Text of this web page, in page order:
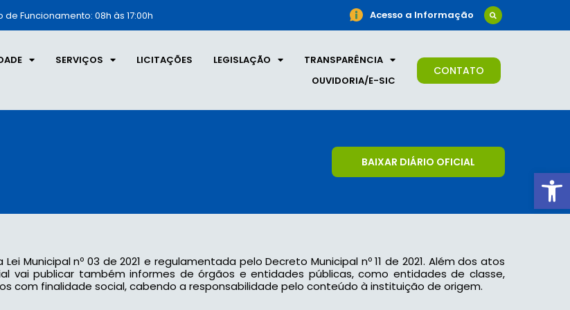
de Funcionamento: 08h às 17:00h Acesso a Informação
SERVIÇOS LICITAÇÕES LEGISLAÇÃO
TRANSPARÊNCIA
OUVIDORIA/E-SIC
CONTATO
BAIXAR DIÁRIO OFICIAL
Municipal nº 03 de 2021 e regulamentada pelo Decreto Municipal nº 11 de 2021. Além dos atos
vai publicar também informes de órgãos e entidades públicas, como entidades de classe,
com finalidade social, cabendo a responsabilidade pelo conteúdo à instituição de origem.